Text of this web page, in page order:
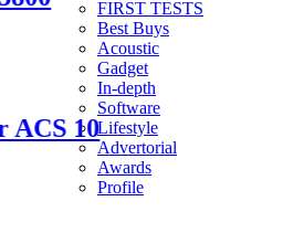
FIRST TESTS
Best Buys
Acoustic
Gadget
In-depth
Software
Lifestyle
Advertorial
Awards
Profile
10